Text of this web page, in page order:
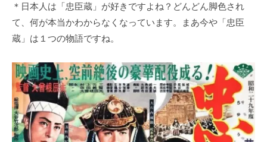
＊日本人は「忠臣蔵」が好きですよね？どんどん脚色され
て、何が本当かわからなくなっています。まあ今や「忠臣
蔵」は１つの物語ですね。